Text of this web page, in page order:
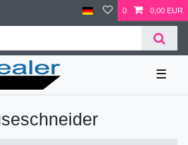
0 0,00 EUR
☰